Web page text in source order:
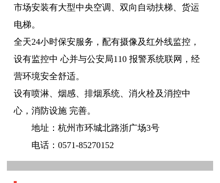
市场安装有大型中央空调、双向自动扶梯、货运
电梯。
全天24小时保安服务，配有摄像及红外线监控，
设有监控中 心并与公安局110 报警系统联网，经
营环境安全舒适。
设有喷淋、烟感、排烟系统、消火栓及消控中
心，消防设施 完善。
地址：杭州市环城北路浙广场3号
电话：0571-85270152